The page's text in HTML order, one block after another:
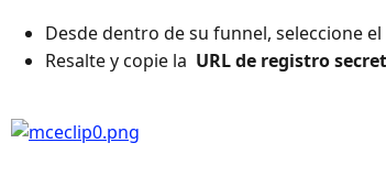
Desde dentro de su funnel, seleccione
Resalte y copie la URL de registro